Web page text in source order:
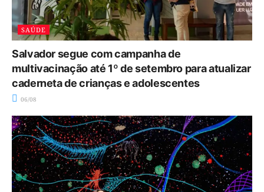
SAÚDE
Salvador segue com campanha de
multivacinação até 1º de setembro para atualizar
caderneta de crianças e adolescentes
06/08